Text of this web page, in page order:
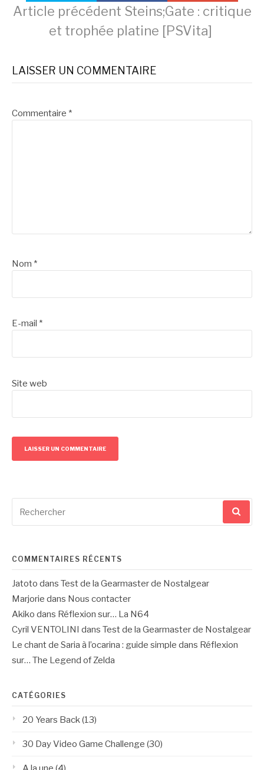
Lire
la
suite
Article précédent Steins;Gate : critique
et trophée platine [PSVita]
LAISSER UN COMMENTAIRE
Commentaire *
Nom *
E-mail *
Site web
pour
COMMENTAIRES RÉCENTS
Jatoto dans Test de la Gearmaster de Nostalgear
Marjorie dans Nous contacter
Akiko dans Réflexion sur… La N64
Cyril VENTOLINI dans Test de la Gearmaster de Nostalgear
Le chant de Saria à l’ocarina : guide simple dans Réflexion
sur… The Legend of Zelda
CATÉGORIES
20 Years Back(13)
30 Day Video Game Challenge (30)